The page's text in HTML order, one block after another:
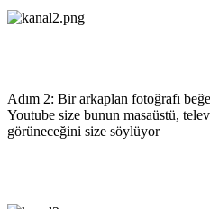
Adım 2: Bir arkaplan fotoğrafı
Youtube size bunun masaüstü,
görüneceğini size söylüyor